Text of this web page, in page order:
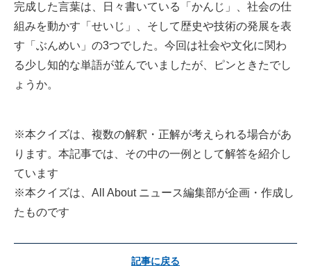
完成した言葉は、日々書いている「かんじ」、社会の仕
組みを動かす「せいじ」、そして歴史や技術の発展を表
す「ぶんめい」の3つでした。今回は社会や文化に関わ
る少し知的な単語が並んでいましたが、ピンときたでし
ょうか。
※本クイズは、複数の解釈・正解が考えられる場合があ
ります。本記事では、その中の一例として解答を紹介し
ています
※本クイズは、All About ニュース編集部が企画・作成し
たものです
記事に戻る